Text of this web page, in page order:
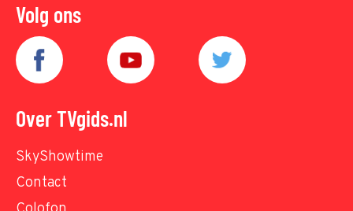
Volg ons
Over TVgids.nl
SkyShowtime
Contact